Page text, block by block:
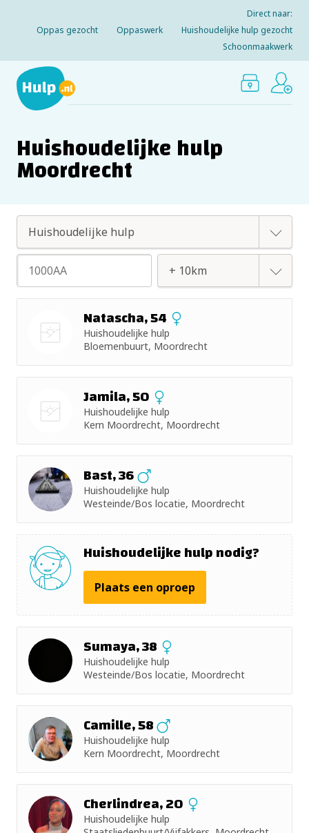
Direct naar:
Oppas gezocht
Oppaswerk
Huishoudelijke hulp gezocht
Schoonmaakwerk
Huishoudelijke hulp
Moordrecht
Oppas
Huishoudelijke hulp + 2km
+ 10km
Natascha, 54
Huishoudelijke hulp
Bloemenbuurt, Moordrecht
Jamila, 50
Huishoudelijke hulp
Kern Moordrecht, Moordrecht
Bast, 36
Huishoudelijke hulp
Westeinde/Bos locatie, Moordrecht
Huishoudelijke hulp nodig?
Plaats een oproep
Sumaya, 38
Huishoudelijke hulp
Westeinde/Bos locatie, Moordrecht
Camille, 58
Huishoudelijke hulp
Kern Moordrecht, Moordrecht
Cherlindrea, 20
Huishoudelijke hulp